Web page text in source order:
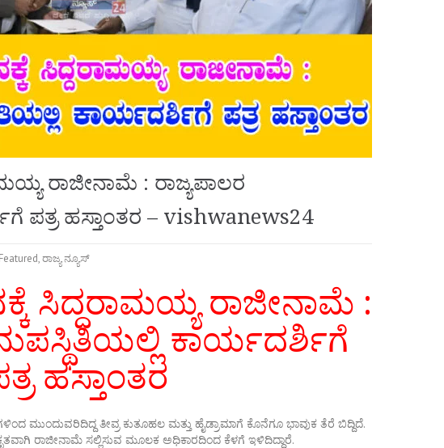
ರಾಜೀನಾಮೆ : ರಾಜ್ಯಪಾಲರ
ಪತ್ರ ಹಸ್ತಾಂತರ – vishwanews24
Featured,ರಾಜ್ಯ ನ್ಯೂಸ್
ಸಿದ್ದರಾಮಯ್ಯ ರಾಜೀನಾಮೆ :
ಕಾರ್ಯದರ್ಶಿಗೆ
ಹಸ್ತಾಂತರ
ಮುಂದುವರಿದಿದ್ದ ತೀವ್ರ ಕುತೂಹಲ ಮತ್ತು ಹೈಡ್ರಾಮಾಗೆ ಕೊನೆಗೂ ಭಾವುಕ ತೆರೆ ಬಿದ್ದಿದೆ.
ರಾಜೀನಾಮೆ ಸಲ್ಲಿಸುವ ಮೂಲಕ ಅಧಿಕಾರದಿಂದ ಕೆಳಗೆ ಇಳಿದಿದ್ದಾರೆ.